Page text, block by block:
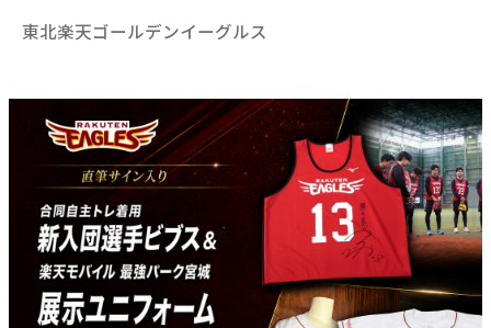
東北楽天ゴールデンイーグルス